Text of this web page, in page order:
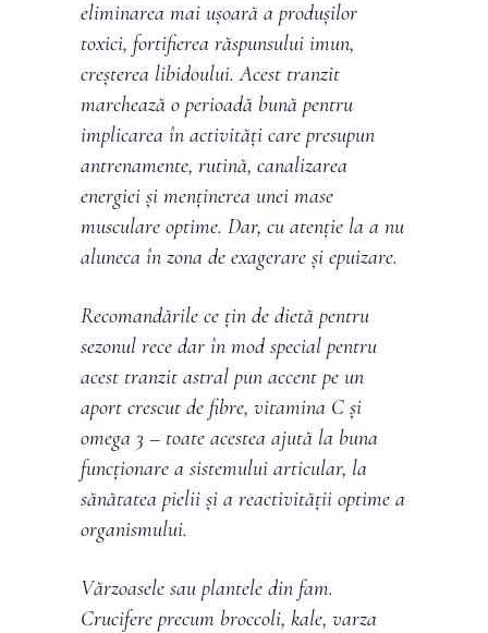
eliminarea mai ușoară a produșilor
toxici, fortifierea răspunsului imun,
creșterea libidoului. Acest tranzit
marchează o perioadă bună pentru
implicarea în activități care presupun
antrenamente, rutină, canalizarea
energiei și menținerea unei mase
musculare optime. Dar, cu atenție la a nu
aluneca în zona de exagerare și epuizare.
Recomandările ce țin de dietă pentru
sezonul rece dar în mod special pentru
acest tranzit astral pun accent pe un
aport crescut de fibre, vitamina C și
omega 3 – toate acestea ajută la buna
funcționare a sistemului articular, la
sănătatea pielii și a reactivității optime a
organismului.
Vărzoasele sau plantele din fam.
Crucifere precum broccoli, kale, varza